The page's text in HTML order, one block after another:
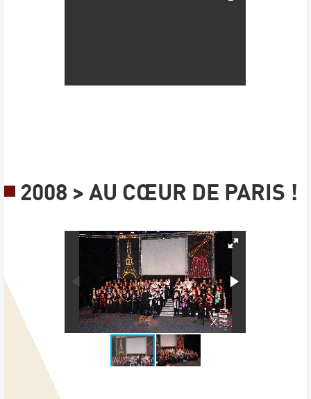
2008 > AU CŒUR DE PARIS !